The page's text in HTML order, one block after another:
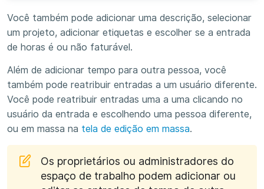
Você também pode adicionar uma descrição, selecionar
um projeto, adicionar etiquetas e escolher se a entrada
de horas é ou não faturável.
Além de adicionar tempo para outra pessoa, você
também pode reatribuir entradas a um usuário diferente.
Você pode reatribuir entradas uma a uma clicando no
usuário da entrada e escolhendo uma pessoa diferente,
ou em massa na tela de edição em massa.
Os proprietários ou administradores do
espaço de trabalho podem adicionar ou